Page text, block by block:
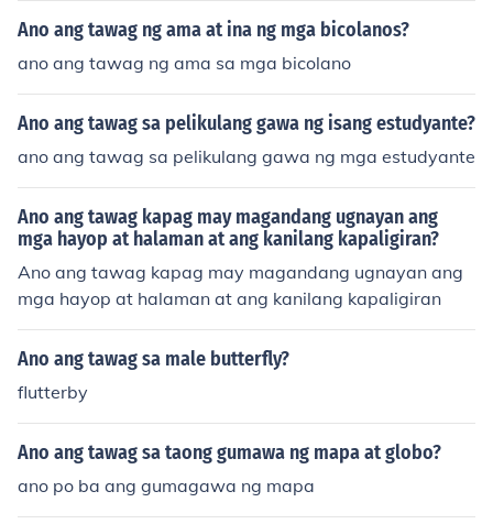
Ano ang tawag ng ama at ina ng mga bicolanos?
ano ang tawag ng ama sa mga bicolano
Ano ang tawag sa pelikulang gawa ng isang estudyante?
ano ang tawag sa pelikulang gawa ng mga estudyante
Ano ang tawag kapag may magandang ugnayan ang
mga hayop at halaman at ang kanilang kapaligiran?
Ano ang tawag kapag may magandang ugnayan ang
mga hayop at halaman at ang kanilang kapaligiran
Ano ang tawag sa male butterfly?
flutterby
Ano ang tawag sa taong gumawa ng mapa at globo?
ano po ba ang gumagawa ng mapa